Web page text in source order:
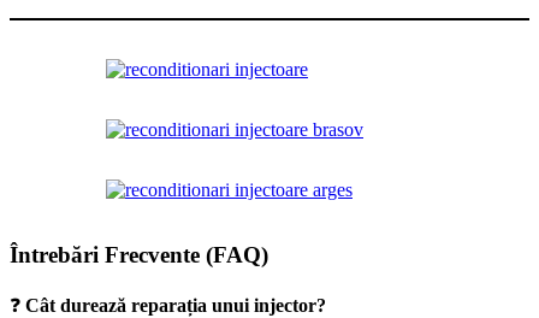
Întrebări Frecvente (FAQ)
❓ Cât durează reparația unui injector?